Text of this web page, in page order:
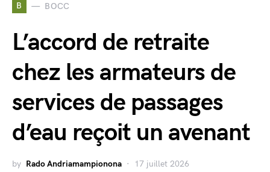
B BOCC
L’accord de retraite
chez les armateurs de
services de passages
d’eau reçoit un avenant
by Rado Andriamampionona 17 juillet 2026